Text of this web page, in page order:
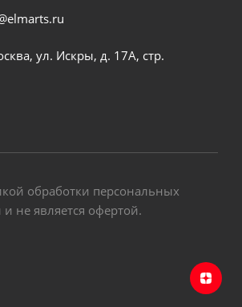
ул. Искры, д. 17А, стр.
обработки персональных
не является офертой.